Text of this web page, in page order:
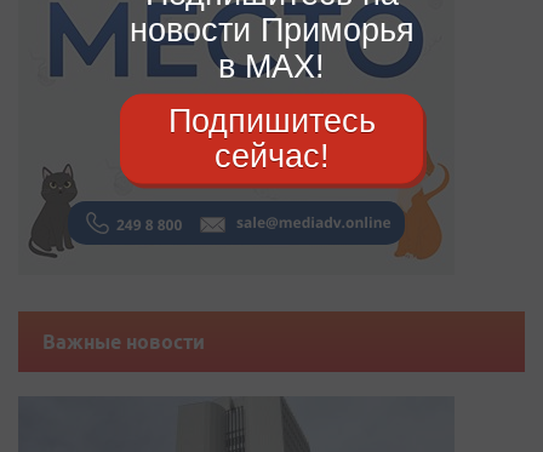
Важные новости
новости Приморья
в MAX!
Подпишитесь
сейчас!